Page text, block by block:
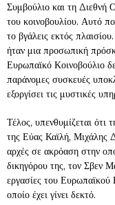
Συμβούλιο και τη
του κοινοβουλίου. Αυτό
το βγάλεις εκτός
ήταν μια προσωπική
Ευρωπαϊκό Κοινοβούλιο
παράνομες συσκευές
εξοργίσει τις μυστικές
Τέλος, υπενθυμίζεται
της Εύας Καϊλή, Μιχάλης
αρχές σε ακρόαση στην
δικηγόρου της, τον Σβεν
εργασίες του Ευρωπαϊκού
οποίο έχει γίνει δεκτό.